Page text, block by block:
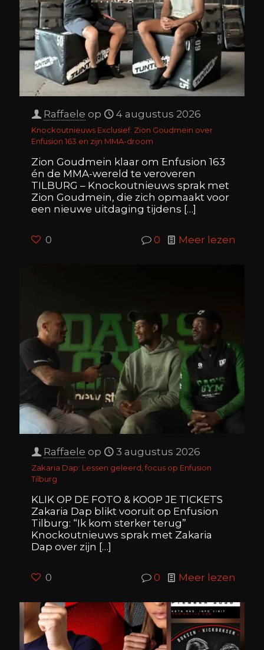
Raffaele op 4 augustus 2026
Knockoutnieuws Exclusief: Zion Goudmein over
Enfusion 163 en zijn MMA-droom
Zion Goudmein klaar om Enfusion 163
én de MMA-wereld te veroveren
TILBURG – Knockoutnieuws sprak met
Zion Goudmein, die zich opmaakt voor
een nieuwe uitdaging tijdens […]
0 0 Meer lezen
Raffaele op 3 augustus 2026
Zakaria Dap: Lessen geleerd, focus op Enfusion
Tilburg
KLIK OP DE FOTO & KOOP JE TICKETS
Zakaria Dap blikt vooruit op Enfusion
Tilburg: “Ik kom sterker terug”
Knockoutnieuws sprak met Zakaria
Dap over zijn […]
0 0 Meer lezen